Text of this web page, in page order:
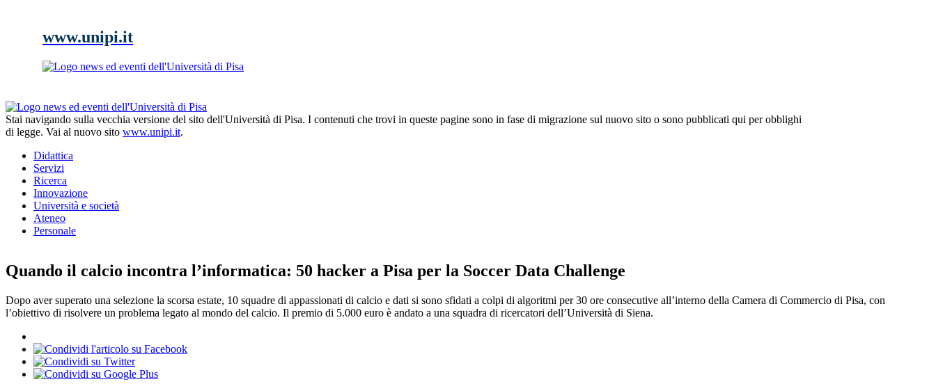
www.unipi.it
Stai navigando sulla vecchia versione del sito dell'Università di Pisa. I contenuti che trovi in queste pagine sono in fase di migrazione sul nuovo sito o sono pubblicati qui per obblighi
di legge. Vai al nuovo sito www.unipi.it.
Didattica
Servizi
Ricerca
Innovazione
Università e società
Ateneo
Personale
Quando il calcio incontra l’informatica: 50 hacker a Pisa per la Soccer Data Challenge
Dopo aver superato una selezione la scorsa estate, 10 squadre di appassionati di calcio e dati si sono sfidati a colpi di algoritmi per 30 ore consecutive all’interno della Camera di Commercio di Pisa, con
l’obiettivo di risolvere un problema legato al mondo del calcio. Il premio di 5.000 euro è andato a una squadra di ricercatori dell’Università di Siena.